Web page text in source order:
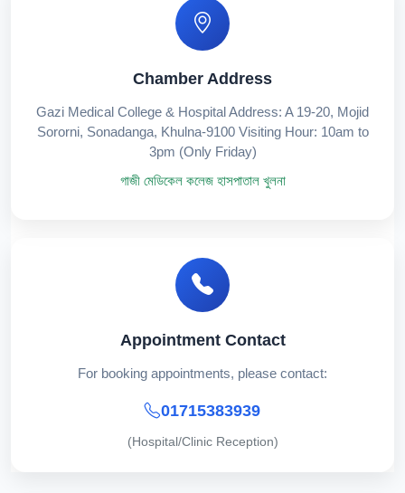
Chamber Address
Gazi Medical College & Hospital Address: A 19-20, Mojid
Sororni, Sonadanga, Khulna-9100 Visiting Hour: 10am to
3pm (Only Friday)
গাজী মেডিকেল কলেজ হাসপাতাল খুলনা
Appointment Contact
For booking appointments, please contact:
01715383939
(Hospital/Clinic Reception)